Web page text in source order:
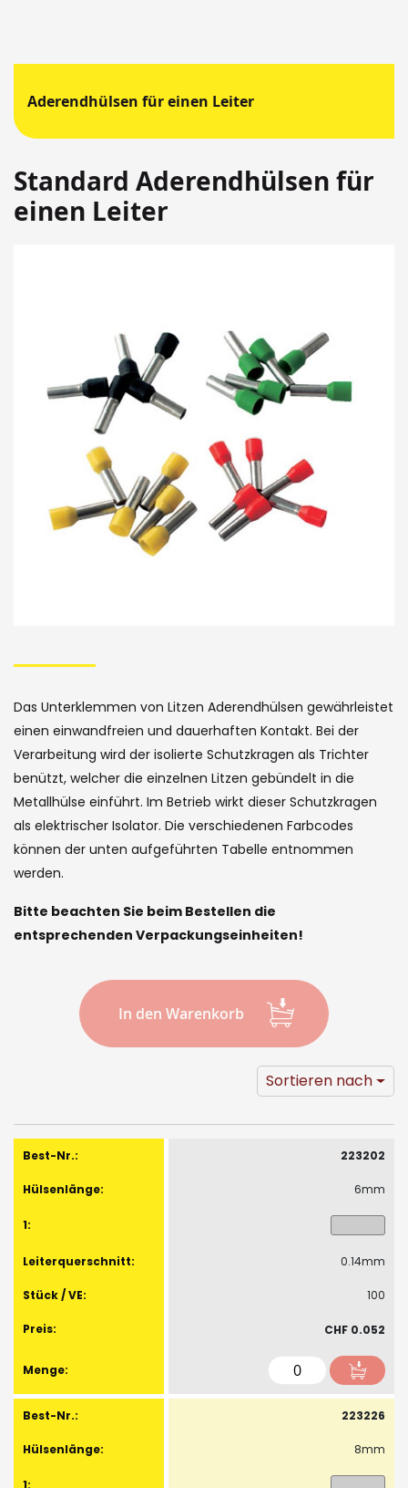
Aderendhülsen für einen Leiter
Standard Aderendhülsen für
einen Leiter
der
Bildergalerie
to
the
beginning
of
the
images
gallery
Das Unterklemmen von Litzen Aderendhülsen gewährleistet
einen einwandfreien und dauerhaften Kontakt. Bei der
Verarbeitung wird der isolierte Schutzkragen als Trichter
benützt, welcher die einzelnen Litzen gebündelt in die
Metallhülse einführt. Im Betrieb wirkt dieser Schutzkragen
als elektrischer Isolator. Die verschiedenen Farbcodes
können der unten aufgeführten Tabelle entnommen
werden.
Bitte beachten Sie beim Bestellen die
entsprechenden Verpackungseinheiten!
In den Warenkorb
Sortieren nach
Gruppiert
Produkte
Artikel
223202
6mm
0.14mm
100
CHF 0.052
223226
8mm